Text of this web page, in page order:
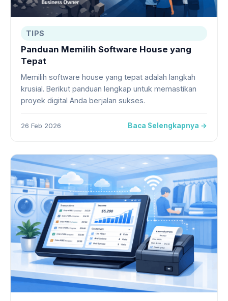
TIPS
Panduan Memilih Software House yang
Tepat
Memilih software house yang tepat adalah langkah
krusial. Berikut panduan lengkap untuk memastikan
proyek digital Anda berjalan sukses.
26 Feb 2026 Baca Selengkapnya →